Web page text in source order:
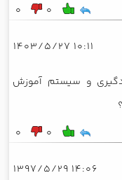
0
0
10:11 1403/5/27
و سیستم آموزش
0
0
14:06 1397/5/29